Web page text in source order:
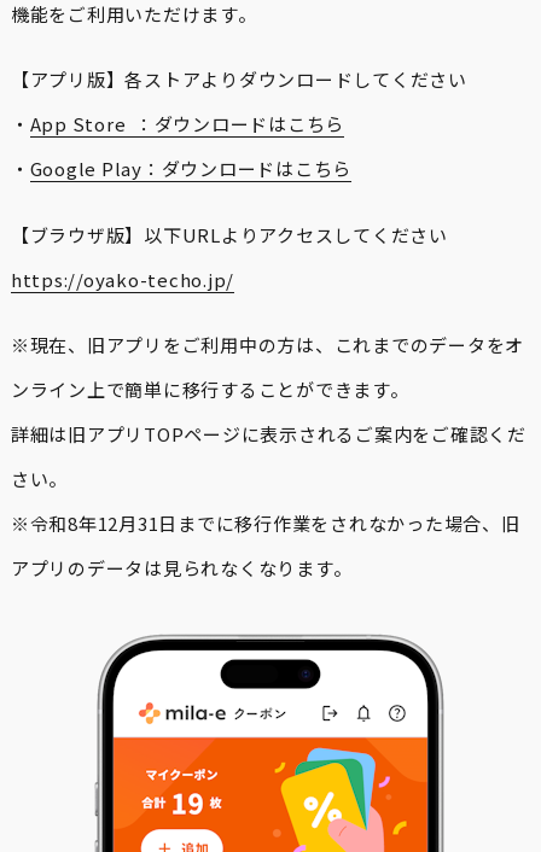
機能をご利用いただけます。
【アプリ版】各ストアよりダウンロードしてください
・ App Store ：ダウンロードはこちら
・ Google Play：ダウンロードはこちら
【ブラウザ版】以下URLよりアクセスしてください
https://oyako-techo.jp/
※現在、旧アプリをご利用中の方は、これまでのデータをオ
ンライン上で簡単に移行することができます。
詳細は旧アプリTOPページに表示されるご案内をご確認くだ
さい。
※令和8年12月31日までに移行作業をされなかった場合、旧
アプリのデータは見られなくなります。